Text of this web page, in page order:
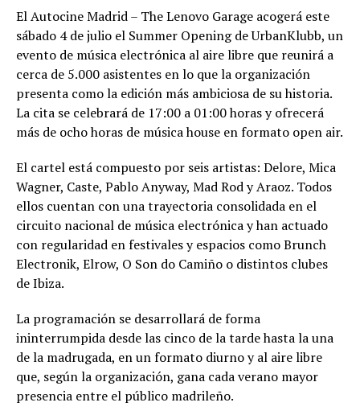
El Autocine Madrid – The Lenovo Garage acogerá este
sábado 4 de julio el Summer Opening de UrbanKlubb, un
evento de música electrónica al aire libre que reunirá a
cerca de 5.000 asistentes en lo que la organización
presenta como la edición más ambiciosa de su historia.
La cita se celebrará de 17:00 a 01:00 horas y ofrecerá
más de ocho horas de música house en formato open air.
El cartel está compuesto por seis artistas: Delore, Mica
Wagner, Caste, Pablo Anyway, Mad Rod y Araoz. Todos
ellos cuentan con una trayectoria consolidada en el
circuito nacional de música electrónica y han actuado
con regularidad en festivales y espacios como Brunch
Electronik, Elrow, O Son do Camiño o distintos clubes
de Ibiza.
La programación se desarrollará de forma
ininterrumpida desde las cinco de la tarde hasta la una
de la madrugada, en un formato diurno y al aire libre
que, según la organización, gana cada verano mayor
presencia entre el público madrileño.